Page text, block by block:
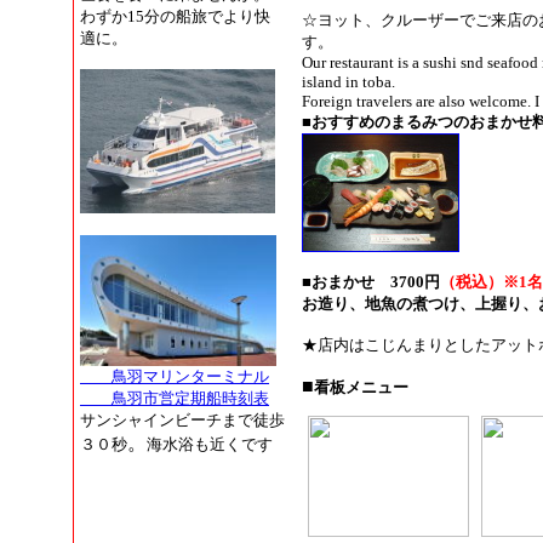
わずか15分の船旅でより快
適に。
鳥羽マリンターミナル
鳥羽市営定期船時刻表
サンシャインビーチまで徒歩
３０秒。 海水浴も近くです
☆ヨット、クルーザーでご来店
す。
Our restaurant is a sushi snd
island in toba.
Foreign travelers are also
■おすすめのまるみつのおまかせ
■おまかせ 3700円 （税込）※1
お造り、地魚の煮つけ、上握り、
★店内はこじんまりとしたアット
■看板メニュー